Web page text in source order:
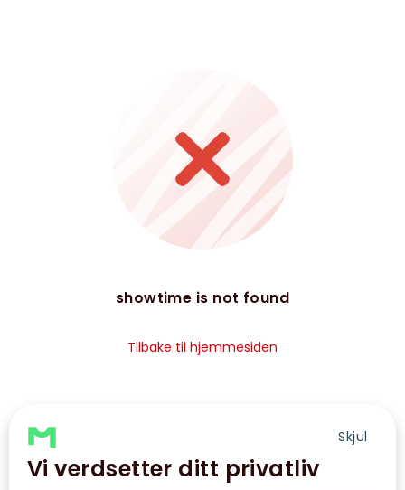
Skjul
Vi verdsetter ditt privatliv
showtime is not found
Tilbake til hjemmesiden